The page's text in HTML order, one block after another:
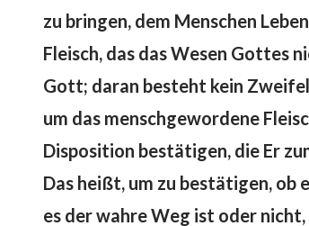
zu bringen, dem Menschen
Fleisch, das das Wesen Gottes
Gott; daran besteht kein
um das menschgewordene
Disposition bestätigen, die Er
Das heißt, um zu bestätigen, ob
es der wahre Weg ist oder nicht,